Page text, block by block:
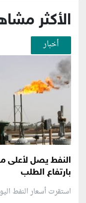
الأكثر
أخبار
النفط يصل لأعلى
بارتفاع الطلب
استقرت أسعار النفط